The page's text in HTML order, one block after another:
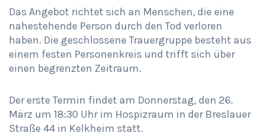
Das Angebot richtet sich an Menschen, die eine
nahestehende Person durch den Tod verloren
haben. Die geschlossene Trauergruppe besteht aus
einem festen Personenkreis und trifft sich über
einen begrenzten Zeitraum.
Der erste Termin findet am Donnerstag, den 26.
März um 18:30 Uhr im Hospizraum in der Breslauer
Straße 44 in Kelkheim statt.